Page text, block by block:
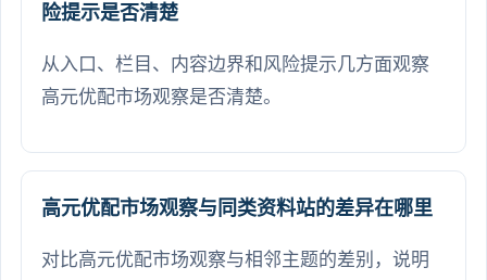
险提示是否清楚
从入口、栏目、内容边界和风险提示几方面观察
高元优配市场观察是否清楚。
高元优配市场观察与同类资料站的差异在哪里
对比高元优配市场观察与相邻主题的差别，说明